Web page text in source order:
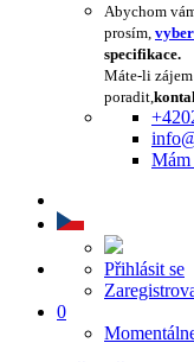
Abychom
prosím,
specifikace.
Máte-li
poradit,
Mám
Přihlásit se
0